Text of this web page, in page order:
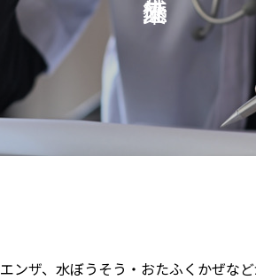
ンザ、水ぼうそう・おたふくかぜな